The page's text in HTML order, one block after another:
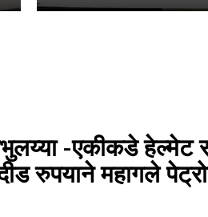
-एकीकडे हेल्मेट
रुपयाने महागले